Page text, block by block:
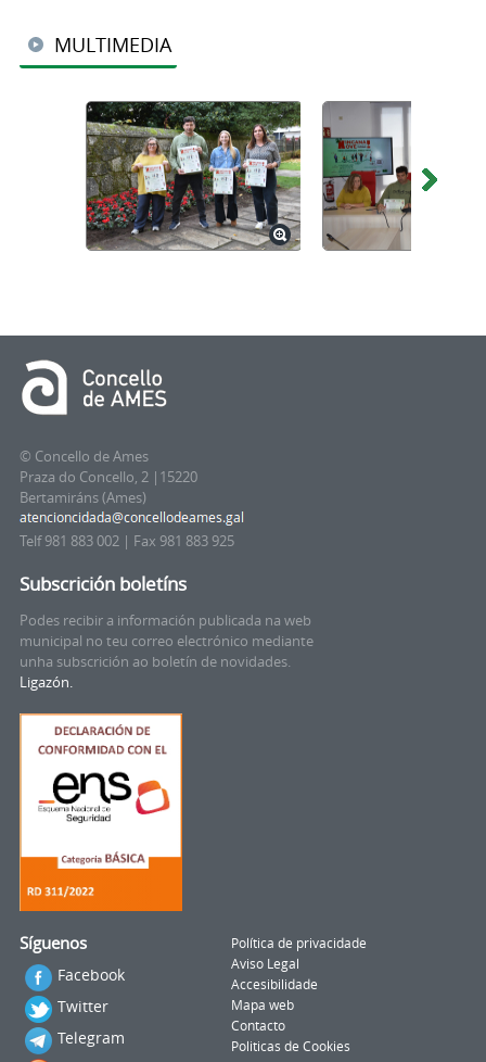
MULTIMEDIA
© Concello de Ames
Praza do Concello, 2 |15220
Bertamiráns (Ames)
Telf 981 883 002 | Fax 981 883 925
Subscrición boletíns
Podes recibir a información publicada na web
municipal no teu correo electrónico mediante
unha subscrición ao boletín de novidades.
Ligazón.
Síguenos
Facebook
Twitter
Telegram
Política de privacidade
Aviso Legal
Accesibilidade
Mapa web
Contacto
Politicas de Cookies